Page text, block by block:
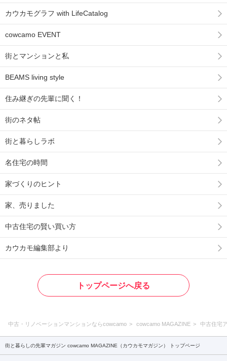
カウカモグラフ with LifeCatalog
cowcamo EVENT
街とマンションと私
BEAMS living style
住み継ぎの先輩に聞く！
街のネタ帖
街と暮らしラボ
名住宅の時間
家づくりのヒント
家、売りました
中古住宅の賢い買い方
カウカモ編集部より
トップページへ戻る
中古・リノベーションマンションならcowcamo cowcamo MAGAZINE 中古住宅
街と暮らしの先輩マガジン cowcamo MAGAZINE（カウカモマガジン） トップページ